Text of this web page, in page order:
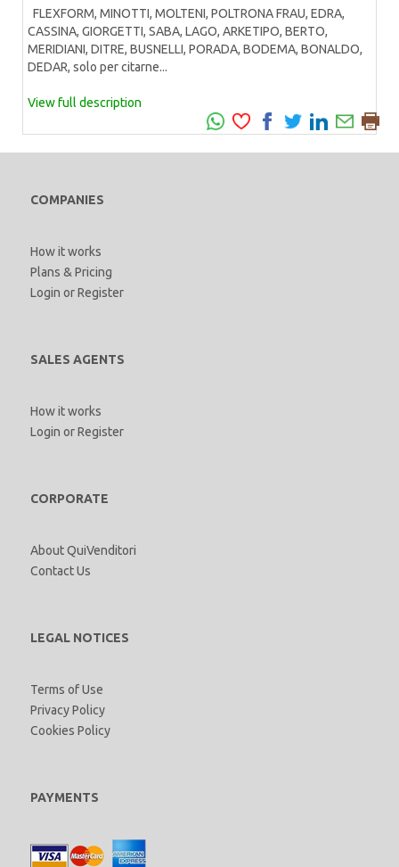
FLEXFORM, MINOTTI, MOLTENI, POLTRONA FRAU, EDRA,
CASSINA, GIORGETTI, SABA, LAGO, ARKETIPO, BERTO,
MERIDIANI, DITRE, BUSNELLI, PORADA, BODEMA, BONALDO,
DEDAR, solo per citarne...
View full description
COMPANIES
How it works
Plans & Pricing
Login orRegister
SALES AGENTS
How it works
Login orRegister
CORPORATE
About QuiVenditori
Contact Us
LEGAL NOTICES
Terms of Use
Privacy Policy
Cookies Policy
PAYMENTS